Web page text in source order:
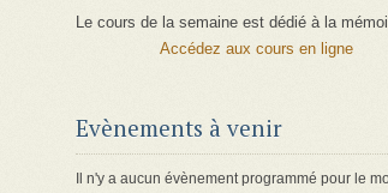
Le cours de la semaine est dédié à la
Accédez aux cours en ligne
Evènements à venir
Il n'y a aucun évènement programmé pour le